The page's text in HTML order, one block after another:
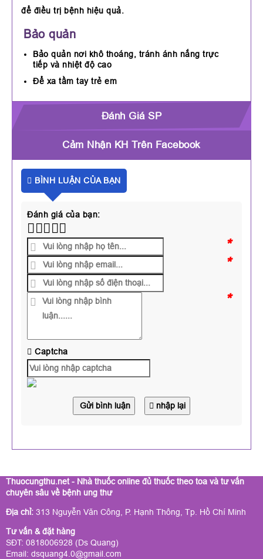
để điều trị bệnh hiệu quả.
Bảo quản
Bảo quản nơi khô thoáng, tránh ánh nắng trực
tiếp và nhiệt độ cao
Để xa tầm tay trẻ em
Đánh Giá SP
Cảm Nhận KH Trên Facebook
BÌNH LUẬN CỦA BẠN
Đánh giá của bạn:
*
*
*
Captcha
Gửi bình luận nhập lại
Thuocungthu.net - Nhà thuốc online đủ thuốc theo toa và tư vấn
chuyên sâu về bệnh ung thư
Địa chỉ: 313 Nguyễn Văn Công, P. Hạnh Thông, Tp. Hồ Chí Minh
Tư vấn & đặt hàng
SĐT: 0818006928 (Ds Quang)
Email: dsquang4.0@gmail.com